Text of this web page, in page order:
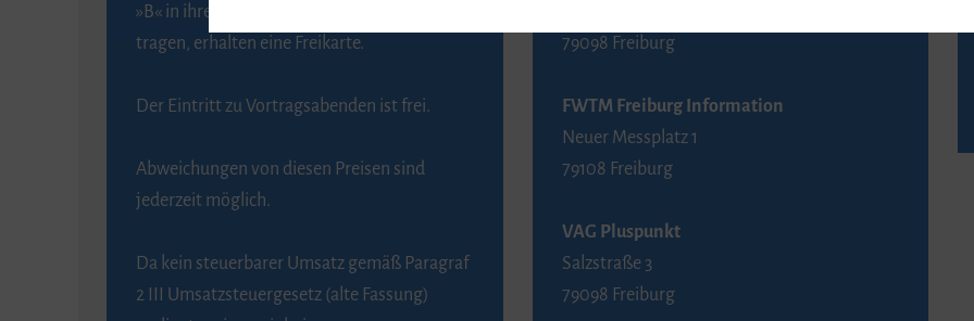
»B« in ihrem Schwerbehindertenausweis
tragen, erhalten eine Freikarte.
Der Eintritt zu Vortragsabenden ist frei.
Abweichungen von diesen Preisen sind
jederzeit möglich.
Da kein steuerbarer Umsatz gemäß Paragraf
2 III Umsatzsteuergesetz (alte Fassung)
79098 Freiburg
FWTM Freiburg Information
Neuer Messplatz 1
79108 Freiburg
VAG Pluspunkt
Salzstraße 3
79098 Freiburg